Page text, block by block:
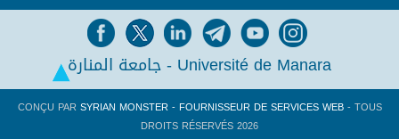
جامعة المنارة - Université de Manara
CONÇU PARSYRIAN MONSTER - FOURNISSEUR DE SERVICES WEB- TOUS
DROITS RÉSERVÉS 2026